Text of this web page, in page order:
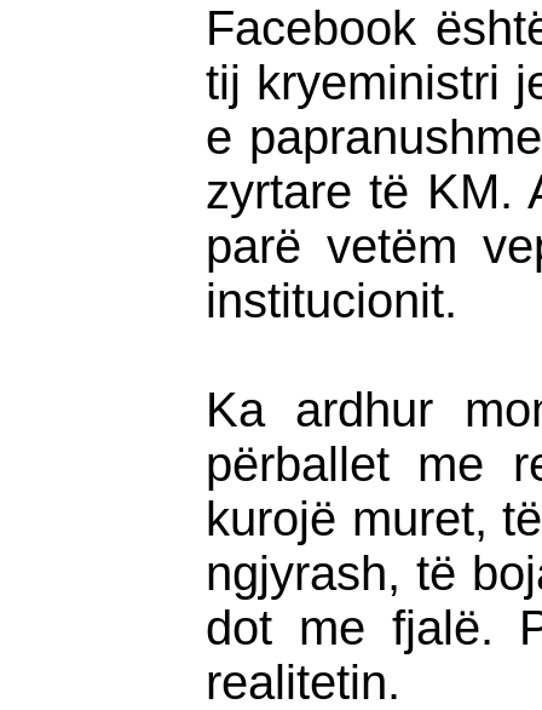
Facebook
tij kryeministri
e
zyrtare të KM.
parë vetëm
institucionit.
Ka ardhur
përballet me
kurojë muret,
ngjyrash, të
dot me fjalë.
realitetin.